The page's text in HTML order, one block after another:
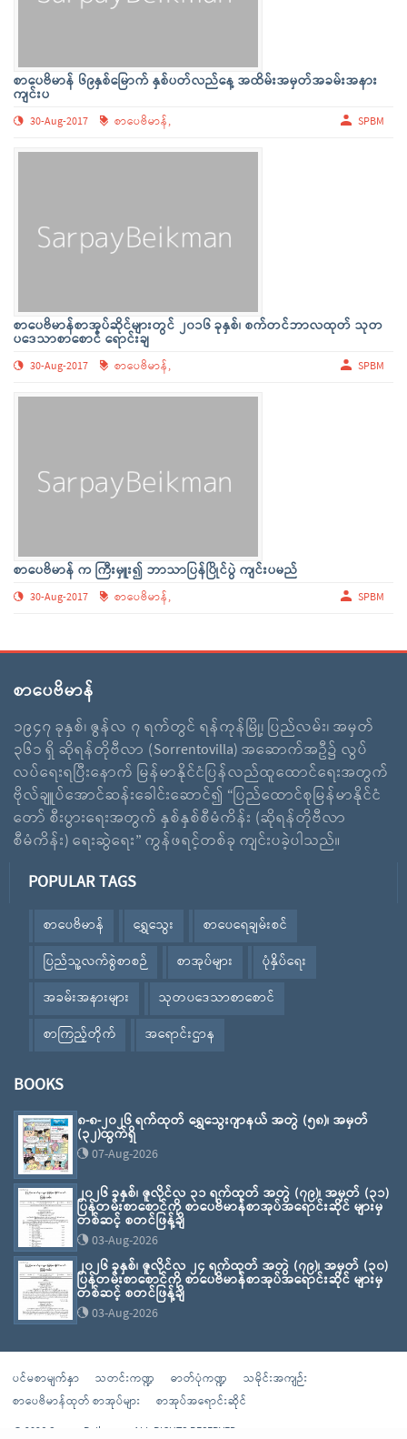
စာပေဗိမာန် ၆၉နှစ်မြောက် နှစ်ပတ်လည်နေ့ အထိမ်းအမှတ်အခမ်းအနား
ကျင်းပ
30-Aug-2017 စာပေဗိမာန်, SPBM
စာပေဗိမာန်စာအုပ်ဆိုင်များတွင် ၂၀၁၆ ခုနှစ်၊ စက်တင်ဘာလထုတ် သုတ
ပဒေသာစာစောင် ရောင်းချ
30-Aug-2017 စာပေဗိမာန်, SPBM
စာပေဗိမာန် က ကြီးမှူး၍ ဘာသာပြန်ပြိုင်ပွဲ ကျင်းပမည်
30-Aug-2017 စာပေဗိမာန်, SPBM
စာပေဗိမာန်
၁၉၄၇ ခုနှစ်၊ ဇွန်လ ၇ ရက်တွင် ရန်ကုန်မြို့၊ ပြည်လမ်း၊ အမှတ်
၃၆၁ ရှိ ဆိုရန်တိုဗီလာ (Sorrentovilla) အဆောက်အဦ၌ လွပ်
လပ်ရေးရပြီးနောက် မြန်မာနိုင်ငံပြန်လည်ထူထောင်ရေးအတွက်
ဗိုလ်ချူပ်အောင်ဆန်းခေါင်းဆောင်၍ “ပြည်ထောင်စုမြန်မာနိုင်ငံ
တော် စီးပွားရေးအတွက် နှစ်နှစ်စီမံကိန်း (ဆိုရန်တိုဗီလာ
စီမံကိန်း) ရေးဆွဲရေး” ကွန်ဖရင့်တစ်ခု ကျင်းပခဲ့ပါသည်။
POPULAR TAGS
စာပေဗိမာန် ရွှေသွေး
စာပေရေချမ်းစင်
ပြည်သူ့လက်စွဲစာစဉ်
စာအုပ်များ
ပုံနှိပ်ရေး
အခမ်းအနားများ
သုတပဒေသာစာစောင်
စာကြည့်တိုက်
အရောင်းဌာန
BOOKS
၈-၈-၂၀၂၆ ရက်ထုတ် ရွှေသွေးဂျာနယ် အတွဲ (၅၈)၊ အမှတ်
(၃၂)ထွက်ရှိ
07-Aug-2026
၂၀၂၆ ခုနှစ်၊ ဇူလိုင်လ ၃၁ ရက်ထုတ် အတွဲ (၇၉)၊ အမှတ် (၃၁)
ပြန်တမ်းစာစောင်ကို စာပေဗိမာန်စာအုပ်အရောင်းဆိုင် များမှ
တစ်ဆင့် စတင်ဖြန့်ချိ
03-Aug-2026
၂၀၂၆ ခုနှစ်၊ ဇူလိုင်လ ၂၄ ရက်ထုတ် အတွဲ (၇၉)၊ အမှတ် (၃၀)
ပြန်တမ်းစာစောင်ကို စာပေဗိမာန်စာအုပ်အရောင်းဆိုင် များမှ
တစ်ဆင့် စတင်ဖြန့်ချိ
03-Aug-2026
ပင်မစာမျက်နှာ သတင်းကဏ္ဍ ဓာတ်ပုံကဏ္ဍ
သမိုင်းအကျဉ်း
စာပေဗိမာန်ထုတ် စာအုပ်များ
စာအုပ်အရောင်းဆိုင်
© 2026 Sarpay Beikman - ALL RIGHTS RESERVED